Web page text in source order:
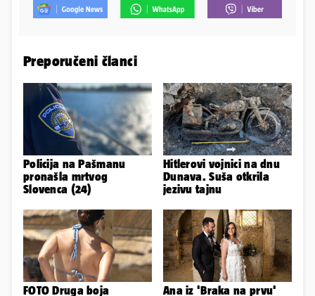
Preporučeni članci
Policija na Pašmanu
pronašla mrtvog
Slovenca (24)
Hitlerovi vojnici na dnu
Dunava. Suša otkrila
jezivu tajnu
FOTO Druga boja
Ana iz 'Braka na prvu'